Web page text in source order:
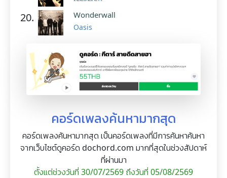
20. Wonderwall
Oasis
คอร์ดเพลงค้นหามากสุด
คอร์ดเพลงค้นหามากสุด เป็นคอร์ดเพลงที่มีการค้นหาค้นหา
จากเว็บไซต์ดูคอร์ด dochord.com มากที่สุดในช่วงสัปดาห์
ที่ผ่านมา
ตั้งแต่ช่วงวันที่ 30/07/2569 ถึงวันที่ 05/08/2569